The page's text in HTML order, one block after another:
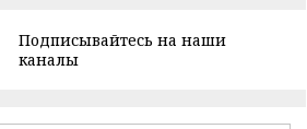
Подписывайтесь на наши
каналы